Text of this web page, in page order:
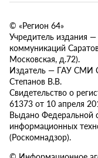
© «Регион 64»
Учредитель издания
коммуникаций
Московская, д.72).
Издатель — ГАУ СМИ
Степанов В.В.
Свидетельство о
61373 от 10 апреля
Выдано Федеральной
информационных
(Роскомнадзор).